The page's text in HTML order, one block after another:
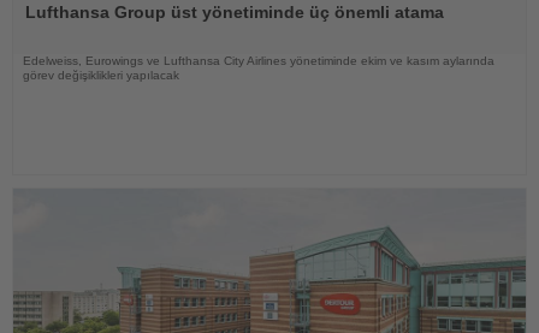
Lufthansa Group üst yönetiminde üç önemli atama
Edelweiss, Eurowings ve Lufthansa City Airlines yönetiminde ekim ve kasım aylarında
görev değişiklikleri yapılacak